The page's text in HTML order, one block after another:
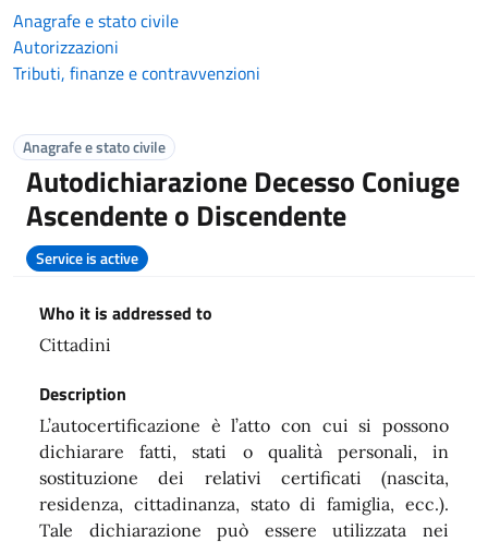
Anagrafe e stato civile
Autorizzazioni
Tributi, finanze e contravvenzioni
Anagrafe e stato civile
Autodichiarazione Decesso Coniuge
Ascendente o Discendente
Service is active
Who it is addressed to
Cittadini
Description
L’autocertificazione è l’atto con cui si possono
dichiarare fatti, stati o qualità personali, in
sostituzione dei relativi certificati (nascita,
residenza, cittadinanza, stato di famiglia, ecc.).
Tale dichiarazione può essere utilizzata nei